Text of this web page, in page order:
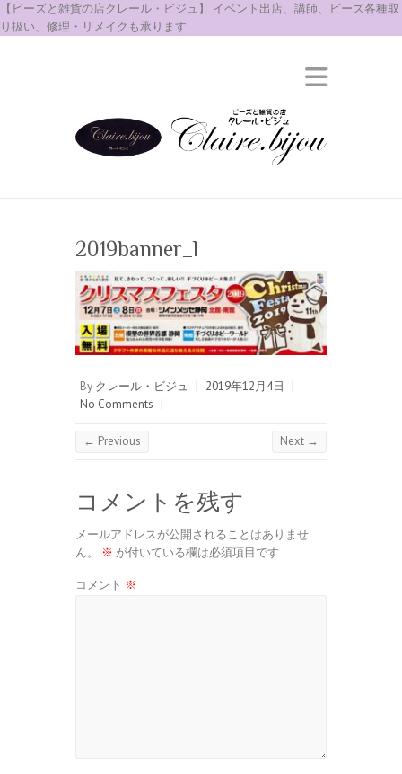
【ビーズと雑貨の店クレール・ビジュ】 イベント出店、講師、ビーズ各種取
り扱い、修理・リメイクも承ります
2019banner_l
By クレール・ビジュ | 2019年12月4日
|
No Comments |
← Previous Next →
コメントを残す
メールアドレスが公開されることはありませ
ん。
※ が付いている欄は必須項目です
コメント ※